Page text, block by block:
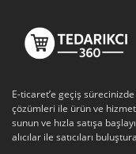
E-ticaret’e geçiş
çözümleri ile ürün ve
sunun ve hızla satışa
alıcılar ile satıcıları